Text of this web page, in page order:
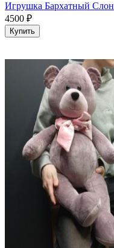
Игрушка Бархатный Слон
4500 ₽
Купить